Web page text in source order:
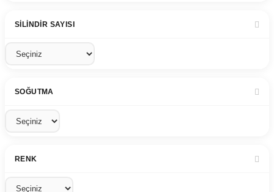
SILINDIR SAYISI
SOĞUTMA
RENK